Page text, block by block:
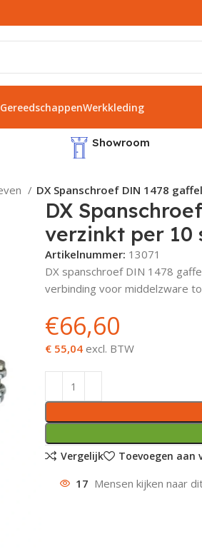
GereedschappenWerkkleding
Showroom
DX Spanschroef DIN 1478
DX
verzinkt per 10
Artikelnummer: 13071
DX spanschroef DIN 1478
verbinding voor middelzware
€66,60
€ 55,04 excl. BTW
Vergelijk Toevoegen aan
17 Mensen kijken naar